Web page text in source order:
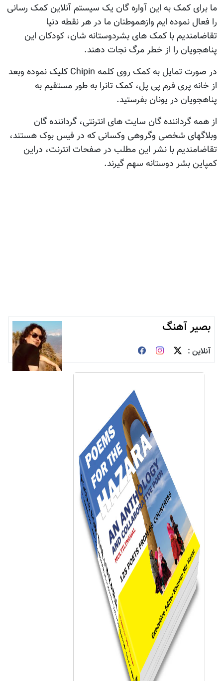
ما برای کمک به این آواره گان یک سیستم آنلاین کمک رسانی
را فعال نموده ایم وازهموطنان ما در هر نقطه دنیا
تقاضامندیم با کمک های بشردوستانه شان، کودکان این
پناهجویان را از خطر مرگ نجات دهند.
در صورت تمایل به کمک روی کلمه Chipin کلیک نموده وبعد
از خانه پری فرم پی پل، کمک تانرا به طور مستقیم به
پناهجویان در یونان بفرستید.
از همه گرداننده گان سایت های انترنتی، گرداننده گان
وبلاگهای شخصی وگروهی وکسانی که در فیس بوک هستند،
تقاضامندیم با نشر این مطلب در صفحات انترنت، دراین
کمپاین بشر دوستانه سهم گیرند.
بصیر آهنگ
آنلاین :